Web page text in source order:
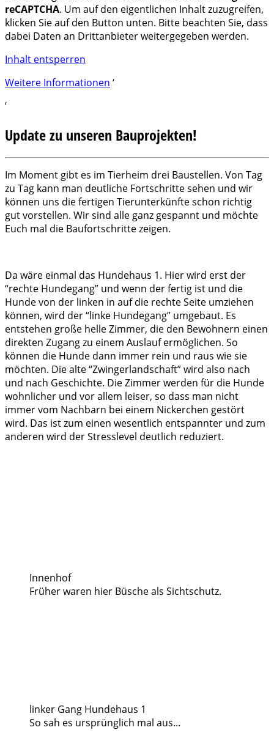
reCAPTCHA. Um auf den eigentlichen Inhalt zuzugreifen,
klicken Sie auf den Button unten. Bitte beachten Sie, dass
dabei Daten an Drittanbieter weitergegeben werden.
Inhalt entsperren
Weitere Informationen ‘
‘
Update zu unseren Bauprojekten!
Im Moment gibt es im Tierheim drei Baustellen. Von Tag
zu Tag kann man deutliche Fortschritte sehen und wir
können uns die fertigen Tierunterkünfte schon richtig
gut vorstellen. Wir sind alle ganz gespannt und möchte
Euch mal die Baufortschritte zeigen.
Da wäre einmal das Hundehaus 1. Hier wird erst der
“rechte Hundegang” und wenn der fertig ist und die
Hunde von der linken in auf die rechte Seite umziehen
können, wird der “linke Hundegang” umgebaut. Es
entstehen große helle Zimmer, die den Bewohnern einen
direkten Zugang zu einem Auslauf ermöglichen. So
können die Hunde dann immer rein und raus wie sie
möchten. Die alte “Zwingerlandschaft” wird also nach
und nach Geschichte. Die Zimmer werden für die Hunde
wohnlicher und vor allem leiser, so dass man nicht
immer vom Nachbarn bei einem Nickerchen gestört
wird. Das ist zum einen wesentlich entspannter und zum
anderen wird der Stresslevel deutlich reduziert.
Innenhof
Früher waren hier Büsche als Sichtschutz.
linker Gang Hundehaus 1
So sah es ursprünglich mal aus...